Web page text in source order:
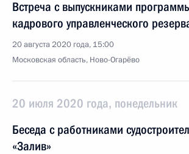
Встреча с выпускниками
кадрового управленческого
20 августа 2020 года, 15:00
Московская область, Ново-Огарёво
20 июля 2020 года, понедельник
Беседа с работниками
«Залив»